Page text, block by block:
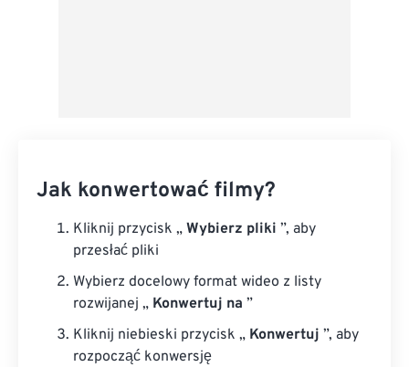
Jak konwertować filmy?
Kliknij przycisk „ Wybierz pliki ”, aby
przesłać pliki
Wybierz docelowy format wideo z listy
rozwijanej „ Konwertuj na ”
Kliknij niebieski przycisk „ Konwertuj ”, aby
rozpocząć konwersję